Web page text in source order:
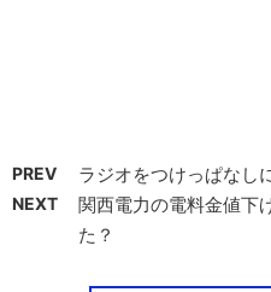
PREV ラジオをつけっぱなし
NEXT
関西電力の電料金値下
た？